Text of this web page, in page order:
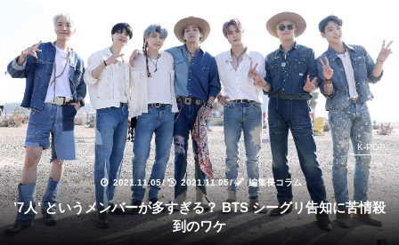
2021.11.05/ 2021.11.05/ 編集長コラム
K-POP
’7人’ というメンバーが多すぎる？ BTS シーグリ告知に苦情殺
到のワケ